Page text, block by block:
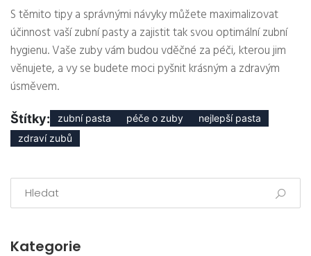
S těmito tipy a správnými návyky můžete maximalizovat
účinnost vaší zubní pasty a zajistit tak svou optimální zubní
hygienu. Vaše zuby vám budou vděčné za péči, kterou jim
věnujete, a vy se budete moci pyšnit krásným a zdravým
úsměvem.
Štítky: zubní pasta péče o zuby
nejlepší pasta
zdraví zubů
Kategorie